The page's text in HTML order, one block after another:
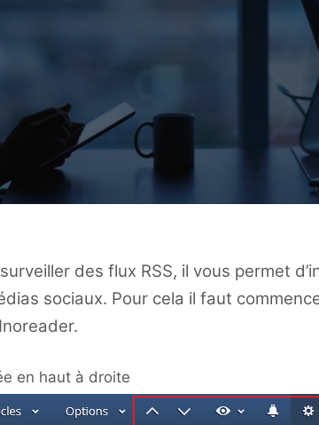
des flux RSS, il vous permet
sociaux. Pour cela il faut
en haut à droite